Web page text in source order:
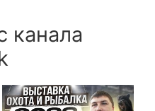
канала